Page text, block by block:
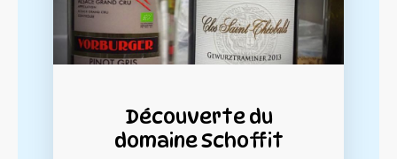
Découverte du
domaine Schoffit